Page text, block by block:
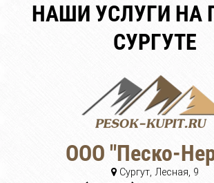
НАШИ УСЛУГИ НА
СУРГУТЕ
ООО "Песко-
Сургут, Лесная, 9